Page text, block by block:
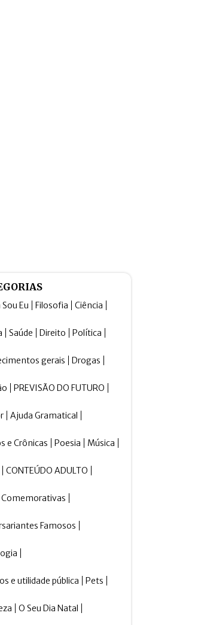
Eu Filosofia Ciência
Saúde Direito Política
gerais Drogas
PREVISÃO DO FUTURO
Ajuda Gramatical
e Crônicas Poesia Música
CONTEÚDO ADULTO
Comemorativas
Famosos
e utilidade pública Pets
O Seu Dia Natal